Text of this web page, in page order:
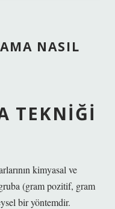
NASIL
TEKNIĞI
kimyasal ve
(gram pozitif, gram
bir yöntemdir.